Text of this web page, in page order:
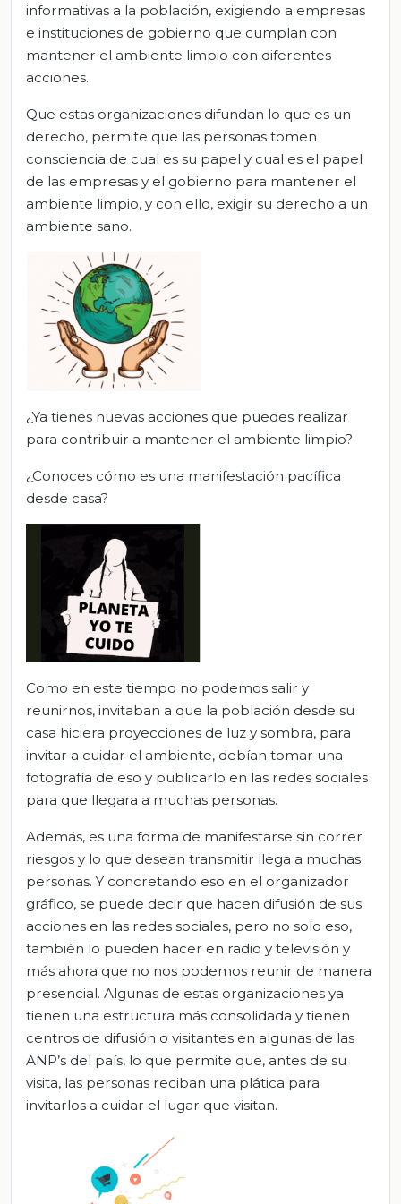
informativas a la población, exigiendo a empresas
e instituciones de gobierno que cumplan con
mantener el ambiente limpio con diferentes
acciones.
Que estas organizaciones difundan lo que es un
derecho, permite que las personas tomen
consciencia de cual es su papel y cual es el papel
de las empresas y el gobierno para mantener el
ambiente limpio, y con ello, exigir su derecho a un
ambiente sano.
¿Ya tienes nuevas acciones que puedes realizar
para contribuir a mantener el ambiente limpio?
¿Conoces cómo es una manifestación pacífica
desde casa?
Como en este tiempo no podemos salir y
reunirnos, invitaban a que la población desde su
casa hiciera proyecciones de luz y sombra, para
invitar a cuidar el ambiente, debían tomar una
fotografía de eso y publicarlo en las redes sociales
para que llegara a muchas personas.
Además, es una forma de manifestarse sin correr
riesgos y lo que desean transmitir llega a muchas
personas. Y concretando eso en el organizador
gráfico, se puede decir que hacen difusión de sus
acciones en las redes sociales, pero no solo eso,
también lo pueden hacer en radio y televisión y
más ahora que no nos podemos reunir de manera
presencial. Algunas de estas organizaciones ya
tienen una estructura más consolidada y tienen
centros de difusión o visitantes en algunas de las
ANP’s del país, lo que permite que, antes de su
visita, las personas reciban una plática para
invitarlos a cuidar el lugar que visitan.